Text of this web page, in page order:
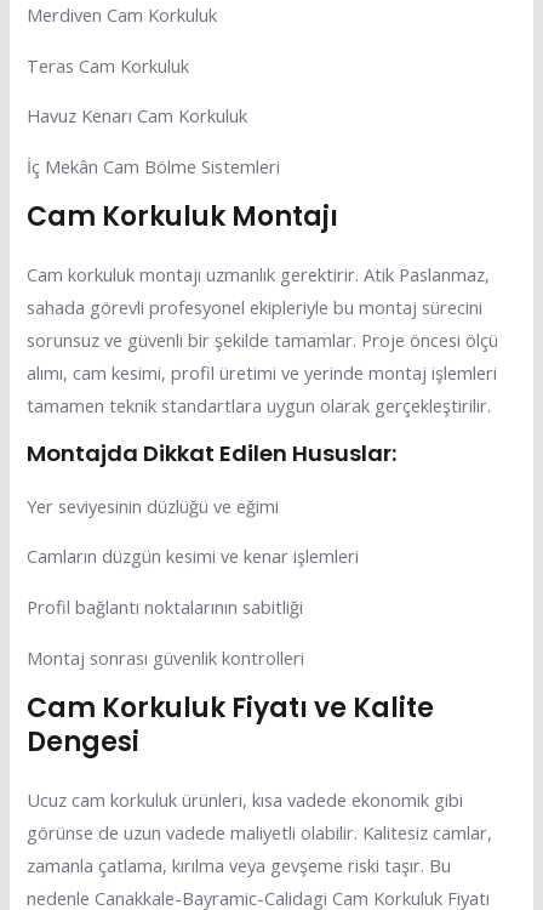
Merdiven Cam Korkuluk
Teras Cam Korkuluk
Havuz Kenarı Cam Korkuluk
İç Mekân Cam Bölme Sistemleri
Cam Korkuluk Montajı
Cam korkuluk montajı uzmanlık gerektirir. Atik Paslanmaz,
sahada görevli profesyonel ekipleriyle bu montaj sürecini
sorunsuz ve güvenli bir şekilde tamamlar. Proje öncesi ölçü
alımı, cam kesimi, profil üretimi ve yerinde montaj işlemleri
tamamen teknik standartlara uygun olarak gerçekleştirilir.
Montajda Dikkat Edilen Hususlar:
Yer seviyesinin düzlüğü ve eğimi
Camların düzgün kesimi ve kenar işlemleri
Profil bağlantı noktalarının sabitliği
Montaj sonrası güvenlik kontrolleri
Cam Korkuluk Fiyatı ve Kalite
Dengesi
Ucuz cam korkuluk ürünleri, kısa vadede ekonomik gibi
görünse de uzun vadede maliyetli olabilir. Kalitesiz camlar,
zamanla çatlama, kırılma veya gevşeme riski taşır. Bu
nedenle Canakkale-Bayramic-Calidagi Cam Korkuluk Fiyatı